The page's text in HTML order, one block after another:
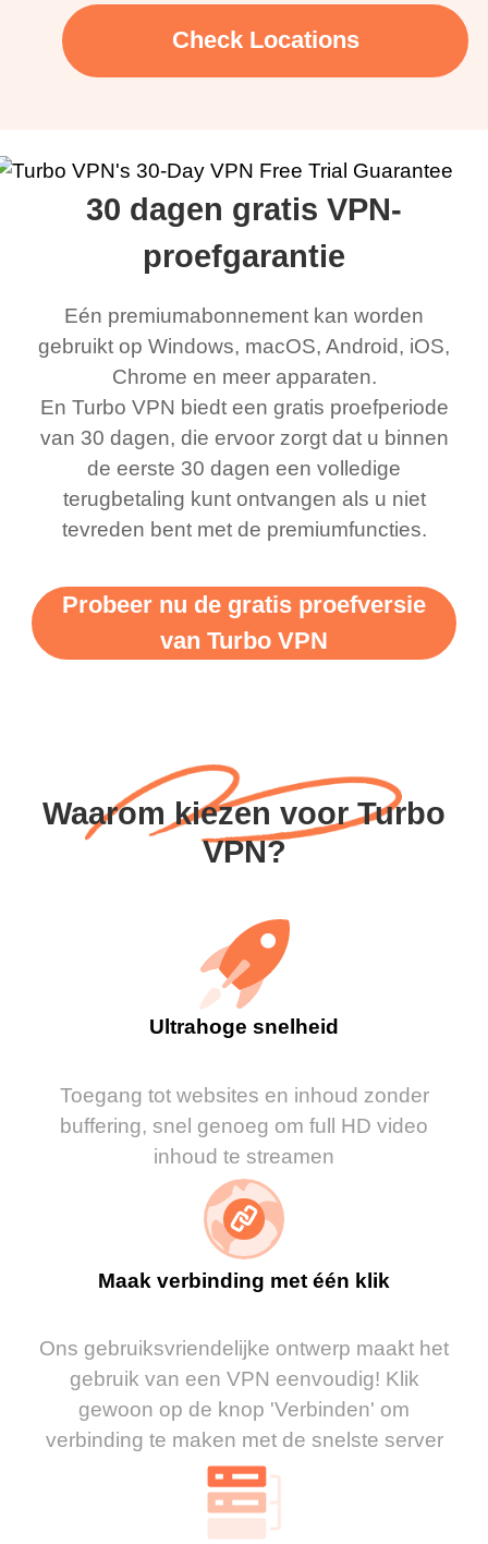
Check Locations
30 dagen gratis VPN-
proefgarantie
Eén premiumabonnement kan worden
gebruikt op Windows, macOS, Android, iOS,
Chrome en meer apparaten.
En Turbo VPN biedt een gratis proefperiode
van 30 dagen, die ervoor zorgt dat u binnen
de eerste 30 dagen een volledige
terugbetaling kunt ontvangen als u niet
tevreden bent met de premiumfuncties.
Probeer nu de gratis proefversie
van Turbo VPN
Waarom kiezen voor Turbo
VPN?
Ultrahoge snelheid
Toegang tot websites en inhoud zonder
buffering, snel genoeg om full HD video
inhoud te streamen
Maak verbinding met één klik
Ons gebruiksvriendelijke ontwerp maakt het
gebruik van een VPN eenvoudig! Klik
gewoon op de knop 'Verbinden' om
verbinding te maken met de snelste server